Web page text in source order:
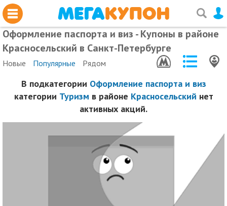
Оформление паспорта и виз - Купоны в районе
Красносельский в Санкт-Петербурге
Новые Популярные Рядом
В подкатегории Оформление паспорта и виз
категории Туризм в районе Красносельский нет
активных акций.